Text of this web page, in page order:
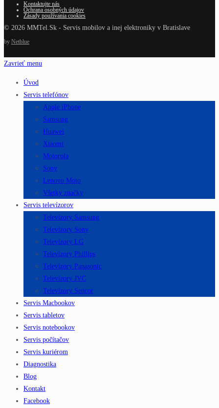
Kontaktujte nás
Ochrana osobných údajov
Zásady používania cookies
© 2026 MMTel.Sk - Servis mobilov a inej elektroniky v Bratislave
by Netblue
Zavrieť menu
Úvod
Servis telefónov
Apple iPhone
Samsung
Huawei
Xiaomi
Motorola
Sony
Lenovo Moto
Všetky značky
Servis televízorov
Televízory Samsung
Televízory Sony
Televízory LG
Televízory Phillips
Televízory Panasonic
Televízory JVC
Televízory Sencor
Servis Macbookov
Servis tabletov
Servis notebookov
Servis počítačov
Servis kuriérom
Diagnostika
Blog
Kontakt
Facebook